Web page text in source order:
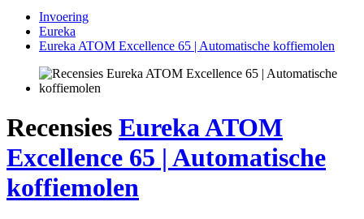
Invoering
Eureka
Eureka ATOM Excellence 65 | Automatische koffiemolen
Recensies Eureka ATOM
Excellence 65 | Automatische
koffiemolen